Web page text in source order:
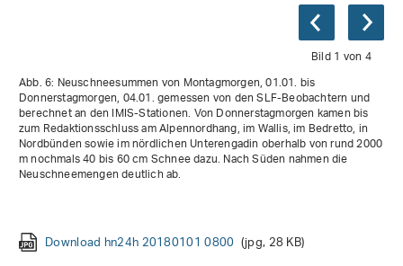
Bild 1 von 4
Abb. 6: Neuschneesummen von Montagmorgen, 01.01. bis
Donnerstagmorgen, 04.01. gemessen von den SLF-Beobachtern und
berechnet an den IMIS-Stationen. Von Donnerstagmorgen kamen bis
zum Redaktionsschluss am Alpennordhang, im Wallis, im Bedretto, in
Nordbünden sowie im nördlichen Unterengadin oberhalb von rund 2000
m nochmals 40 bis 60 cm Schnee dazu. Nach Süden nahmen die
Neuschneemengen deutlich ab.
Download hn24h 20180101 0800 (jpg, 28 KB)
Download hn24h 20180102 0800 (jpg, 32 KB)
Download hn24h 20180103 0800 (jpg, 33 KB)
Download hn24h 20180104 0800 (jpg, 34 KB)